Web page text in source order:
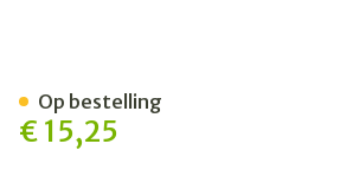
€ 15,25
Op bestelling